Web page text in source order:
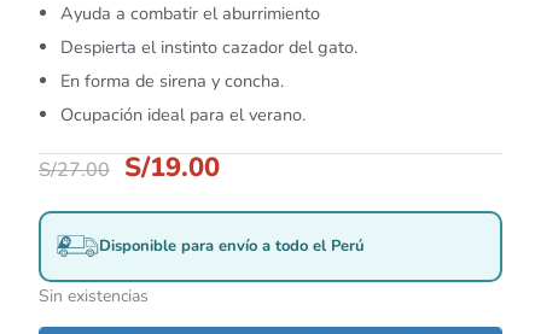
Ayuda a combatir el aburrimiento
Despierta el instinto cazador del gato.
En forma de sirena y concha.
Ocupación ideal para el verano.
S/27.00 S/19.00
Disponible para envío a todo el Perú
Sin existencias